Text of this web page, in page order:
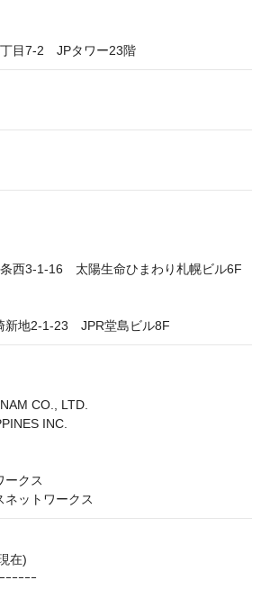
目7-2　JPタワー23階
西3-1-16　太陽生命ひまわり札幌ビル6F
新地2-1-23　JPR堂島ビル8F
CO., LTD.
INC.
ークス
ネットワークス
在)
ｰｰｰｰｰ